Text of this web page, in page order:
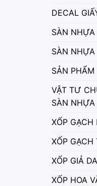
DECAL
SÀN NHỰA
SÀN
SẢN
VẬT TƯ
SÀN NHỰA
XỐP GẠCH
XỐP GẠCH
XỐP GIẢ DA
XỐP HOA